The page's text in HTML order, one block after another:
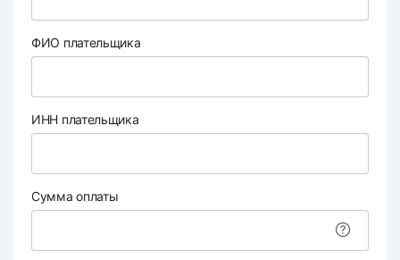
ФИО плательщика
ИНН плательщика
Сумма оплаты